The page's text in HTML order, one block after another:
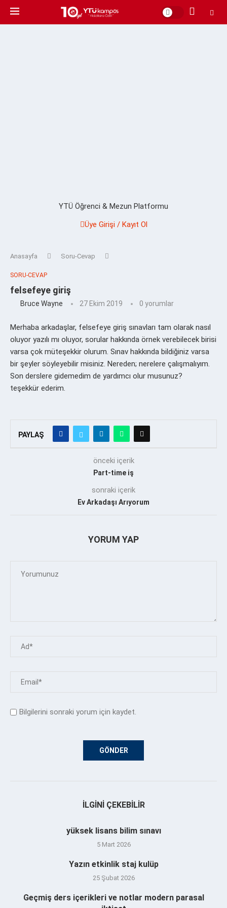
YTÜ Öğrenci & Mezun Platformu
Üye Girişi / Kayıt Ol
Anasayfa Soru-Cevap
SORU-CEVAP
felsefeye giriş
Bruce Wayne 27 Ekim 2019 0 yorumlar
Merhaba arkadaşlar, felsefeye giriş sınavları tam olarak nasıl
oluyor yazılı mı oluyor, sorular hakkında örnek verebilecek birisi
varsa çok müteşekkir olurum. Sınav hakkında bildiğiniz varsa
bir şeyler söyleyebilir misiniz. Nereden; nerelere çalışmalıyım.
Son derslere gidemedim de yardımcı olur musunuz?
teşekkür ederim.
PAYLAŞ
önceki içerik
Part-time iş
sonraki içerik
Ev Arkadaşı Arıyorum
YORUM YAP
Bilgilerini sonraki yorum için kaydet.
İLGINI ÇEKEBILIR
yüksek lisans bilim sınavı
5 Mart 2026
Yazın etkinlik staj kulüp
25 Şubat 2026
Geçmiş ders içerikleri ve notlar modern parasal